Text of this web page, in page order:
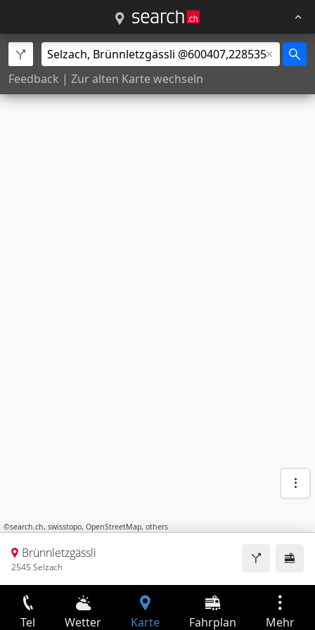
Feedback | Zur alten Karte wechseln
©search.ch, swisstopo, OpenStreetMap, others
Brünnletzgässli
2545 Selzach
Tel Wetter Karte Fahrplan Mehr